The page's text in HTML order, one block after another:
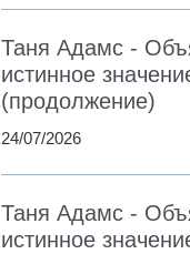
Таня Адамс -
истинное
(продолжение)
24/07/2026
Таня Адамс -
истинное